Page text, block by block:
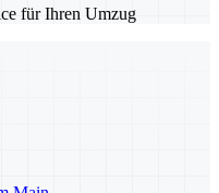
für Ihren Umzug